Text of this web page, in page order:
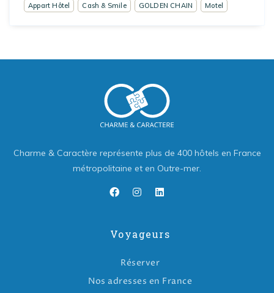
Appart Hôtel
Cash & Smile GOLDEN CHAIN Motel
Charme & Caractère représente plus de 400 hôtels en France
métropolitaine et en Outre-mer.
Voyageurs
Réserver
Nos adresses en France